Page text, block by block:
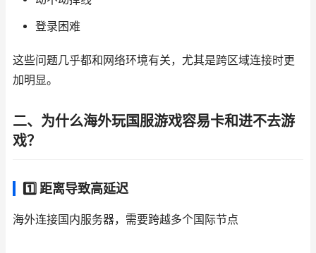
登录困难
这些问题几乎都和网络环境有关，尤其是跨区域连接时更
加明显。
二、为什么海外玩国服游戏容易卡和进不去游
戏？
1️⃣ 距离导致高延迟
海外连接国内服务器，需要跨越多个国际节点